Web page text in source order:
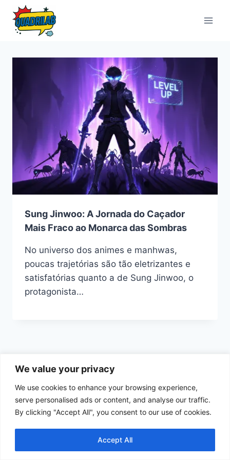
We value your privacy
We use cookies to enhance your browsing experience,
serve personalised ads or content, and analyse our traffic.
By clicking "Accept All", you consent to our use of cookies.
Accept All
Pular
para
Sung Jinwoo: A Jornada do Caçador
Mais Fraco ao Monarca das Sombras
No universo dos animes e manhwas,
poucas trajetórias são tão eletrizantes e
satisfatórias quanto a de Sung Jinwoo, o
protagonista…
Início
Política de Cookies
Política de Privacidade
Termos e Condições de Uso